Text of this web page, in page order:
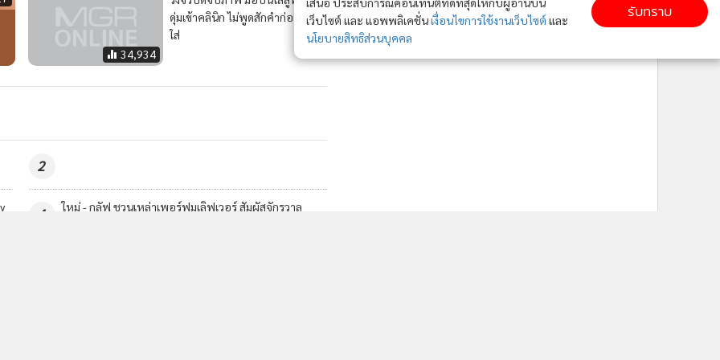
34,934
ดุ่มเข้าคลินิก ไม่พูดสักคำก่อนรัวปืน
ใส่
2
4
ใหม่ - กลัฟ ชวนเหล่าเพอร์ฟูมเลิฟเวอร์ สัมผัสจักรวาล
เว็บไซต์ และ แอพพลิเคชั่นเงื่อนไขการใช้งานเว็บไซต์ และ
นโยบายสิทธิส่วนบุคคล
รับทราบ